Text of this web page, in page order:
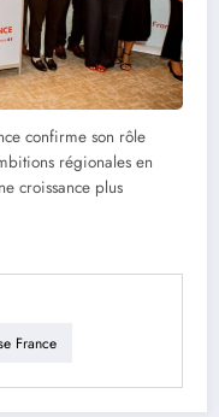
confirme son rôle
régionales en
croissance plus
France